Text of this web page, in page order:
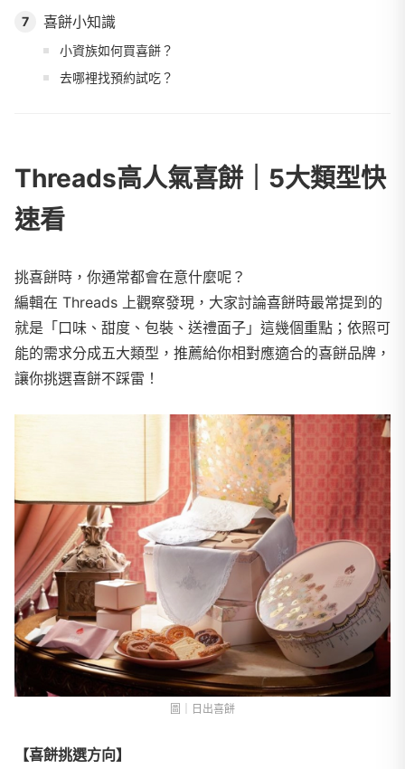
7 喜餅小知識
小資族如何買喜餅？
去哪裡找預約試吃？
Threads高人氣喜餅｜5大類型快
速看
挑喜餅時，你通常都會在意什麼呢？
編輯在 Threads 上觀察發現，大家討論喜餅時最常提到的
就是「口味、甜度、包裝、送禮面子」這幾個重點；依照可
能的需求分成五大類型，推薦給你相對應適合的喜餅品牌，
讓你挑選喜餅不踩雷！
圖｜日出喜餅
【喜餅挑選方向】